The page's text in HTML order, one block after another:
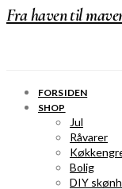
Fra haven til
FORSIDEN
SHOP
Jul
Råvarer
Bolig
DIY